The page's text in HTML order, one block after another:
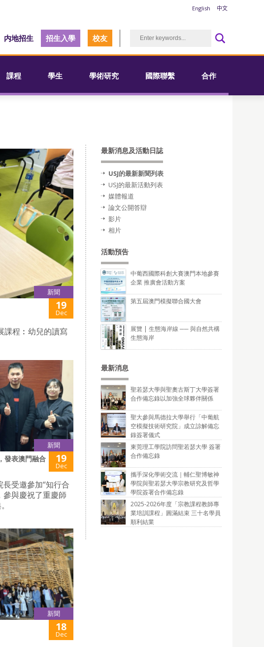
English 中文
内地招生 招生入學 校友
課程 學生 學術研究 國際聯繫 合作
新聞
19
Dec
課程︰幼兒的讀寫
新聞
發表澳門融合
19
Dec
受邀參加“知行合
參與慶祝了重慶師
新聞
18
Dec
最新消息及活動日誌
USJ的最新新聞列表
USJ的最新活動列表
媒體報道
論文公開答辯
影片
相片
活動預告
中葡西國際科創大賽澳門本地參賽
企業 推廣會活動方案
第五屆澳門模擬聯合國大會
展覽 | 生態海岸線 ── 與自然共構
生態海岸
最新消息
聖若瑟大學與聖奧古斯丁大學簽署
合作備忘錄以加強全球夥伴關係
聖大參與馬德拉大學舉行「中葡航
空模擬技術研究院」成立諒解備忘
錄簽署儀式
東莞理工學院訪問聖若瑟大學 簽署
合作備忘錄
攜手深化學術交流｜輔仁聖博敏神
學院與聖若瑟大學宗教研究及哲學
學院簽署合作備忘錄
2025-2026年度「宗教課程教師專
業培訓課程」圓滿結束 三十名學員
順利結業